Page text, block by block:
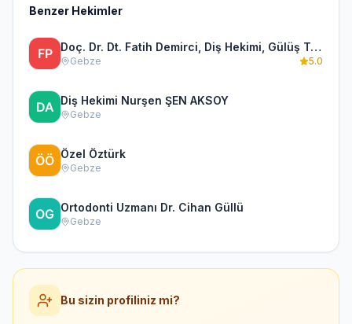
Benzer Hekimler
Doç. Dr. Dt. Fatih Demirci, Diş Hekimi, Gülüş Tasarımı, Çene Eklemi ve Protez
Gebze 5.0
Diş Hekimi Nurşen ŞEN AKSOY
Gebze
Özel Öztürk
Gebze
Ortodonti Uzmanı Dr. Cihan Güllü
Gebze
Bu sizin profiliniz mi?